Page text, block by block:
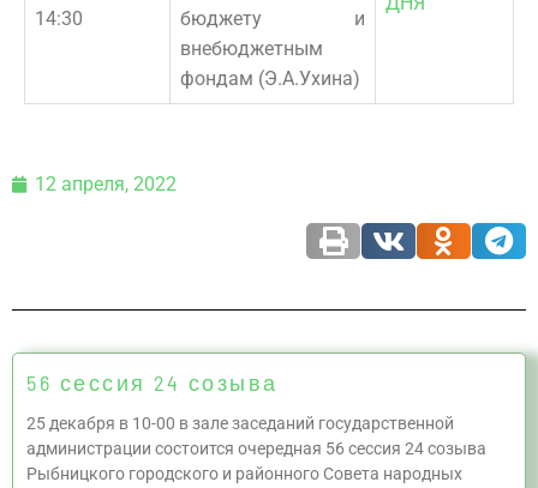
14:30
бюджету и
внебюджетным
фондам (Э.А.Ухина)
12 апреля, 2022
56 сессия 24 созыва
25 декабря в 10-00 в зале заседаний государственной
администрации состоится очередная 56 сессия 24 созыва
Рыбницкого городского и районного Совета народных